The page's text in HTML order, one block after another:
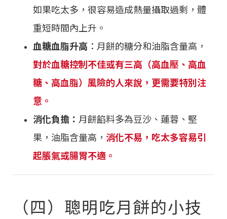
如果吃太多，很容易造成熱量攝取過剩，體
重短時間內上升。
血糖血脂升高 ：月餅的糖分和油脂含量高，
對於血糖控制不佳或有三高（高血壓、高血
糖、高血脂）風險的人來說，更需要特別注
意。
消化負擔： 月餅餡料多為豆沙、蓮蓉、堅
果，油脂含量高， 消化不易，吃太多容易引
起脹氣或腸胃不適。
（四）聰明吃月餅的小技